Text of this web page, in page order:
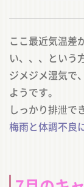
ここ最近気温差
い、、、という
ジメジメ湿気で
ようです。
しっかり排泄で
梅雨と体調不良